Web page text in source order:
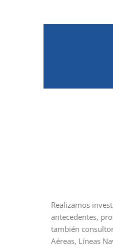
Realizamos
antecedentes,
también
Aéreas, Líneas